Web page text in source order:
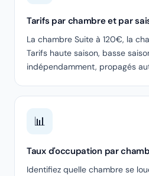
Tarifs par chambre et par
La chambre Suite à 120€, la
Tarifs haute saison, basse
indépendamment, propagés
📊
Taux d'occupation par
Identifiez quelle chambre se